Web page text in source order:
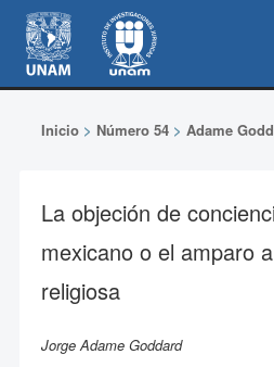
Inicio> Número 54> Adame
La objeción de
mexicano o el amparo
religiosa
Jorge Adame Goddard